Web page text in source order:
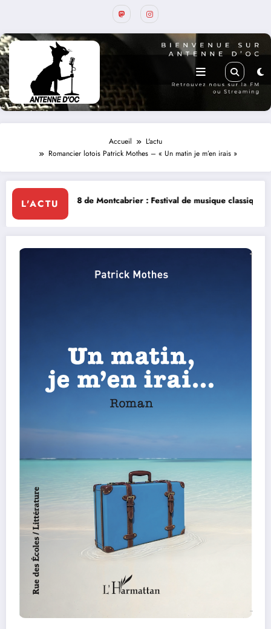
Accueil
L'actu
Romancier lotois Patrick Mothes – « Un matin je m’en irais »
L'ACTU
de Montcabrier : Festival de musique classique le 8 et 9 août La